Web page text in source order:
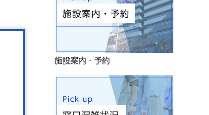
施設案内・予約